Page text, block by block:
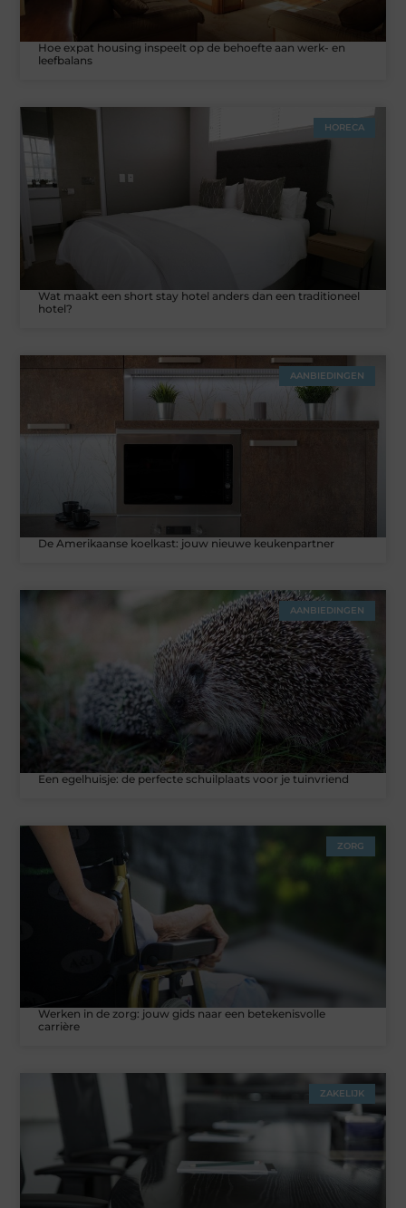
Hoe expat housing inspeelt op de behoefte aan werk- en
leefbalans
HORECA
Wat maakt een short stay hotel anders dan een traditioneel
hotel?
AANBIEDINGEN
De Amerikaanse koelkast: jouw nieuwe keukenpartner
AANBIEDINGEN
Een egelhuisje: de perfecte schuilplaats voor je tuinvriend
ZORG
Werken in de zorg: jouw gids naar een betekenisvolle
carrière
ZAKELIJK